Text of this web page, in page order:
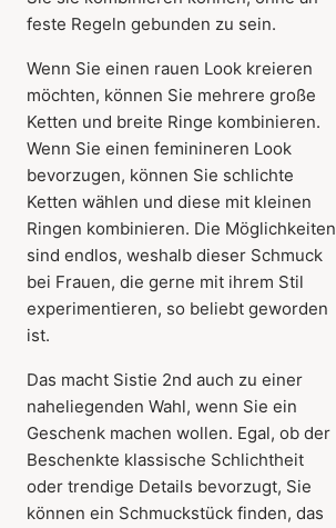
feste Regeln gebunden zu sein.
Wenn Sie einen rauen Look kreieren
möchten, können Sie mehrere große
Ketten und breite Ringe kombinieren.
Wenn Sie einen feminineren Look
bevorzugen, können Sie schlichte
Ketten wählen und diese mit kleinen
Ringen kombinieren. Die Möglichkeiten
sind endlos, weshalb dieser Schmuck
bei Frauen, die gerne mit ihrem Stil
experimentieren, so beliebt geworden
ist.
Das macht Sistie 2nd auch zu einer
naheliegenden Wahl, wenn Sie ein
Geschenk machen wollen. Egal, ob der
Beschenkte klassische Schlichtheit
oder trendige Details bevorzugt, Sie
können ein Schmuckstück finden, das